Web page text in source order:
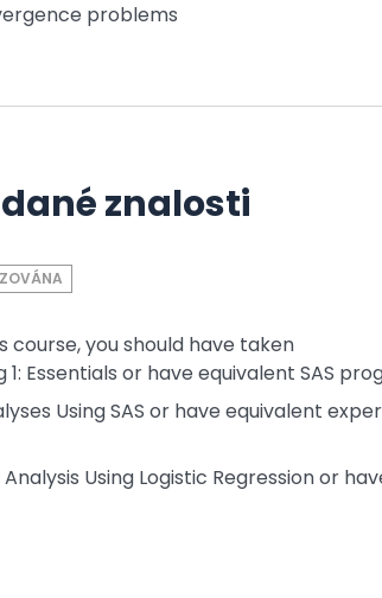
problems
znalosti
course, you should have taken
1: Essentials or have equivalent SAS
Using SAS or have equivalent
Using Logistic Regression or